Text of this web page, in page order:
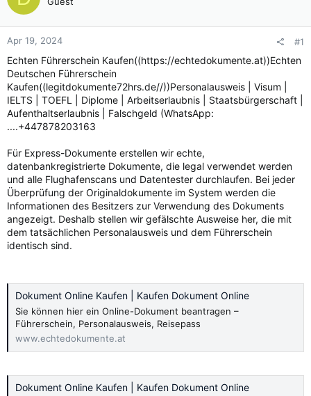
a
r
t
r
Apr 19, 2024 #1
Echten Führerschein Kaufen((https://echtedokumente.at))Echten
Deutschen Führerschein
Kaufen((legitdokumente72hrs.de//))Personalausweis | Visum |
IELTS | TOEFL | Diplome | Arbeitserlaubnis | Staatsbürgerschaft |
Aufenthaltserlaubnis | Falschgeld (WhatsApp:
....+447878203163
Für Express-Dokumente erstellen wir echte,
datenbankregistrierte Dokumente, die legal verwendet werden
und alle Flughafenscans und Datentester durchlaufen. Bei jeder
Überprüfung der Originaldokumente im System werden die
Informationen des Besitzers zur Verwendung des Dokuments
angezeigt. Deshalb stellen wir gefälschte Ausweise her, die mit
dem tatsächlichen Personalausweis und dem Führerschein
identisch sind.
Dokument Online Kaufen | Kaufen Dokument Online
Sie können hier ein Online-Dokument beantragen –
Führerschein, Personalausweis, Reisepass
www.echtedokumente.at
Dokument Online Kaufen | Kaufen Dokument Online